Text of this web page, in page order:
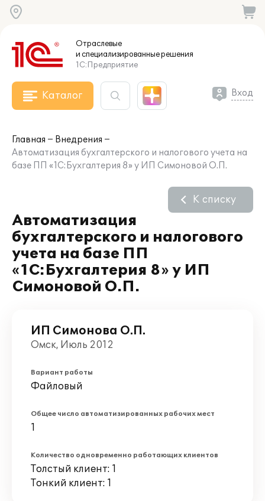
Отраслевые
и специализированныерешения
1С:Предприятие
Каталог Вход
Главная
Внедрения
Автоматизация бухгалтерского и налогового учета на
базе ПП «1С:Бухгалтерия 8» у ИП Симоновой О.П.
Автоматизация
бухгалтерского и налогового
учета на базе ПП
«1С:Бухгалтерия 8» у ИП
Симоновой О.П.
К списку
ИП Симонова О.П.
Омск, Июль 2012
Вариант работы
Файловый
Общее число автоматизированных рабочих мест
1
Количество одновременно работающих клиентов
Толстый клиент: 1
Тонкий клиент: 1